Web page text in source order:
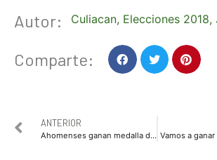
Autor: Culiacan, Elecciones 2018,
Comparte:
ANTERIOR
Ahomenses ganan medalla de bronce en balonmano